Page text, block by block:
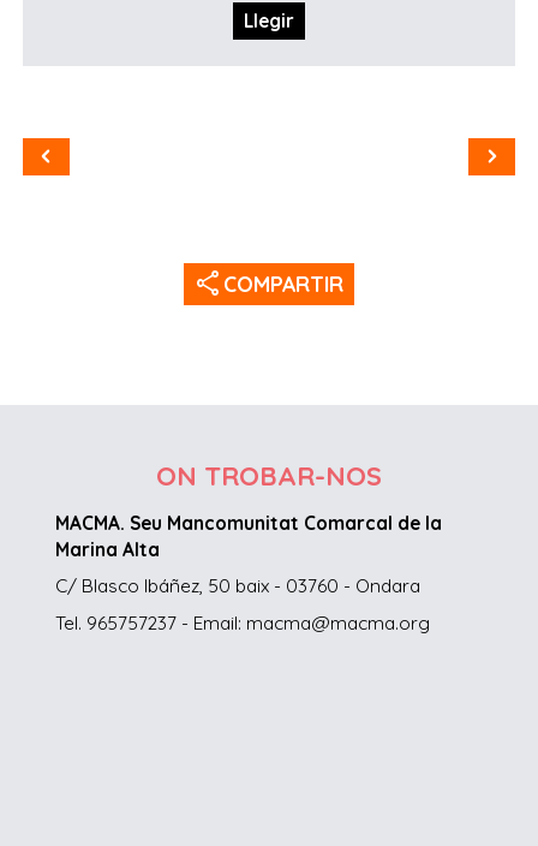
Llegir
share COMPARTIR
ON TROBAR-NOS
MACMA. Seu Mancomunitat Comarcal de la
Marina Alta
C/ Blasco Ibáñez, 50 baix - 03760 - Ondara
Tel. 965757237 - Email: macma@macma.org